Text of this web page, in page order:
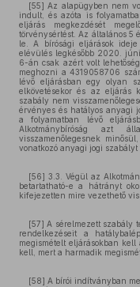
[55] Az alapügyben nem
indult, és azóta is
eljárás megkezdését
törvénysértést. Az általános 5
le. A bírósági eljárások
elévülés legkésőbb 2020.
6-án csak azért volt
meghozni a 4319058706
lévő eljárásban egy olyan
elkövetésekor és az eljárás
szabály nem
érvényes és hatályos anyagi
a folyamatban lévő
Alkotmánybíróság azt
visszamenőlegesnek
vonatkozó anyagi jogi szabályt
[56] 3.3. Végül az
betartatható-e a hátrányt
kifejezetten mire vezethető
[57] A sérelmezett szabály
rendelkezéseit a
megismételt eljárásokban
kell, mert a harmadik
[58] A bírói indítványban